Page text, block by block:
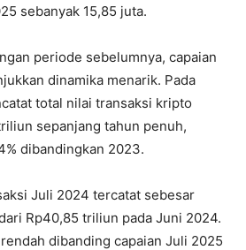
sebanyak 15,85 juta.
periode sebelumnya, capaian
dinamika menarik. Pada
total nilai transaksi kripto
sepanjang tahun penuh,
dibandingkan 2023.
Juli 2024 tercatat sebesar
Rp40,85 triliun pada Juni 2024.
dibanding capaian Juli 2025